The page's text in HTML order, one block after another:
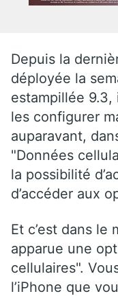
Depuis la
déployée la
estampillée 9.3,
les configurer
auparavant,
"Données
la possibilité
d’accéder aux
Et c’est dans le
apparue une
cellulaires".
l’iPhone que